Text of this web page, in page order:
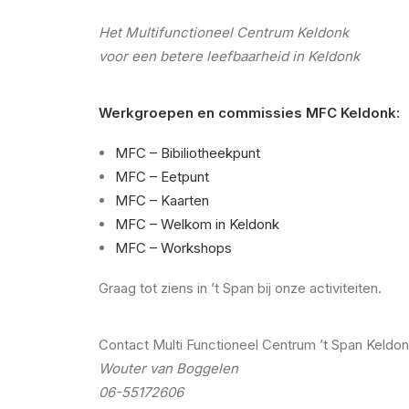
Het Multifunctioneel Centrum Keldonk
voor een betere leefbaarheid in Keldonk
Werkgroepen en commissies MFC Keldonk:
MFC – Bibiliotheekpunt
MFC – Eetpunt
MFC – Kaarten
MFC – Welkom in Keldonk
MFC – Workshops
Graag tot ziens in ’t Span bij onze activiteiten.
Contact Multi Functioneel Centrum ’t Span
Wouter van Boggelen
06-55172606